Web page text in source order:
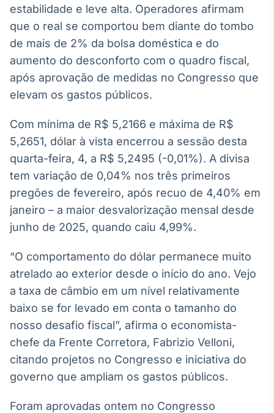
White Label
Plataforma para
personalizados
e Conteúdos
Broadcast
Plataforma para
ativos
Broadcast
Datafeed
APIs para
integração de
conteúdos e
Broadcast
Ticker
Cotações e
notícias
Broadcast
Widgets
para conteúdos e
estabilidade e leve alta. Operadores afirmam
que o real se comportou bem diante do tombo
de mais de 2% da bolsa doméstica e do
aumento do desconforto com o quadro fiscal,
após aprovação de medidas no Congresso que
elevam os gastos públicos.
Com mínima de R$ 5,2166 e máxima de R$
5,2651, dólar à vista encerrou a sessão desta
quarta-feira, 4, a R$ 5,2495 (-0,01%). A divisa
tem variação de 0,04% nos três primeiros
pregões de fevereiro, após recuo de 4,40% em
janeiro – a maior desvalorização mensal desde
junho de 2025, quando caiu 4,99%.
“O comportamento do dólar permanece muito
atrelado ao exterior desde o início do ano. Vejo
a taxa de câmbio em um nível relativamente
baixo se for levado em conta o tamanho do
nosso desafio fiscal”, afirma o economista-
chefe da Frente Corretora, Fabrizio Velloni,
citando projetos no Congresso e iniciativa do
governo que ampliam os gastos públicos.
Foram aprovadas ontem no Congresso